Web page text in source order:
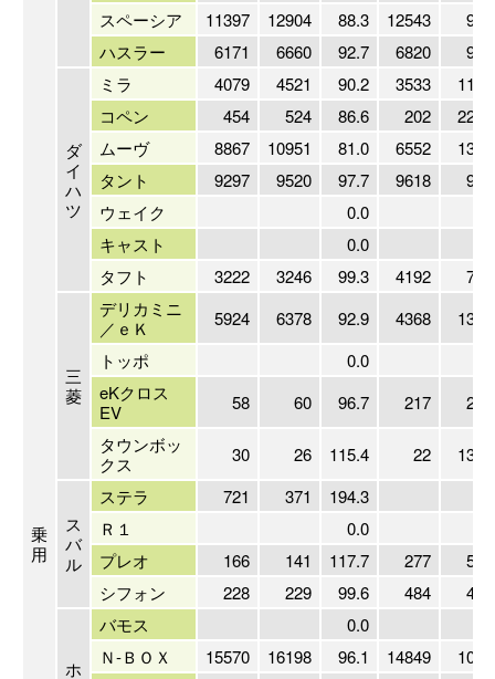
乗
用
スペーシア
11397 12904 88.3 12543
ハスラー
6171 6660 92.7 6820
ダ
イ
ハ
ツ
ミラ 4079 4521 90.2 3533
コペン
454 524 86.6 202
ムーヴ
8867 10951 81.0 6552
タント
9297 9520 97.7 9618
ウェイク
0.0
キャスト
0.0
タフト
3222 3246 99.3 4192
三
菱
デリカミニ
／ｅＫ
5924 6378 92.9 4368
トッポ
0.0
eKクロス
EV
58 60 96.7 217
タウンボッ
クス
30 26 115.4 22
ス
バ
ル
ステラ 721 371 194.3
Ｒ１
0.0
プレオ
166 141 117.7 277
シフォン
228 229 99.6 484
ホ
バモス 0.0
Ｎ-ＢＯＸ
15570 16198 96.1 14849